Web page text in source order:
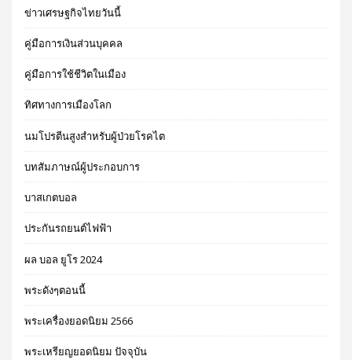
ข่าวเศรษฐกิจไทยวันนี้
คู่มือการเงินส่วนบุคคล
คู่มือการใช้ชีวิตในเมือง
ทิศทางการเมืองโลก
นมโปรตีนสูงสำหรับผู้ป่วยโรคไต
บทสัมภาษณ์ผู้ประกอบการ
บาสเกตบอล
ประกันรถยนต์ไฟฟ้า
ผล บอล ยูโร 2024
พระดังๆตอนนี้
พระเครื่องยอดนิยม 2566
พระเหรียญยอดนิยม ปัจจุบัน